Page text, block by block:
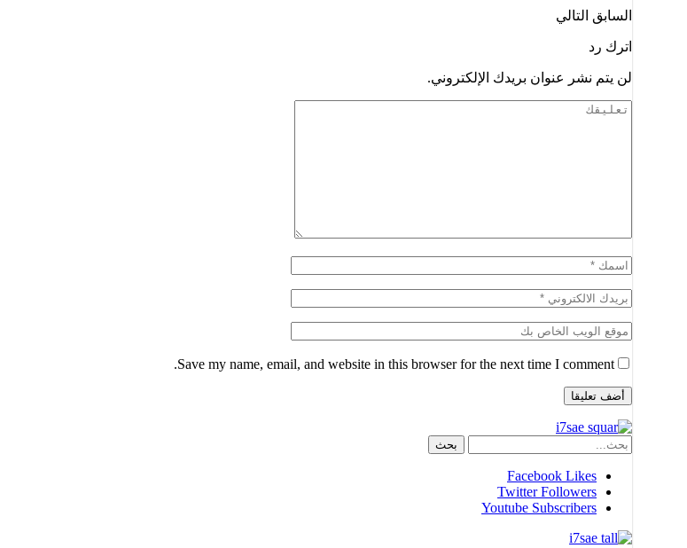
السابق التالي
اترك رد
لن يتم نشر عنوان بريدك الإلكتروني.
Save my name, email, and website in this browser for the next time I comment.
Facebook Likes
Twitter Followers
Youtube Subscribers